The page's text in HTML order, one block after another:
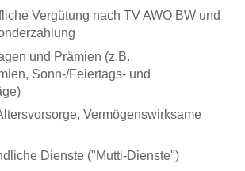
Vergütung nach TV AWO BW und
und Prämien (z.B.
Sonn-/Feiertags- und
Vermögenswirksame
Dienste ("Mutti-Dienste")